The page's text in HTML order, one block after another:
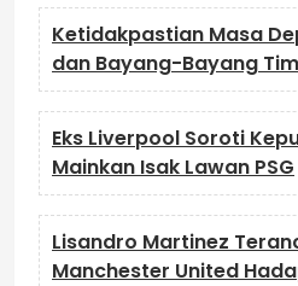
Ketidakpastian Masa
dan Bayang-Bayang
Eks Liverpool Soroti
Mainkan Isak Lawan PSG
Lisandro Martinez
Manchester United